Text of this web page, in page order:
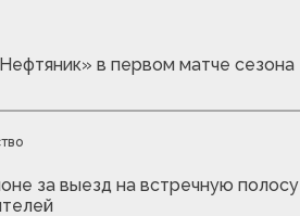
в первом матче сезона
за выезд на встречную полосу